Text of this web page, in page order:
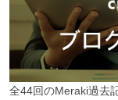
全44回のMeraki過去